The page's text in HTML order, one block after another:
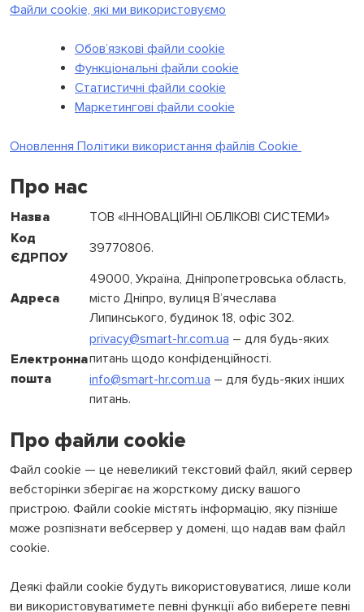
Файли cookie, які ми використовуємо
Обов’язкові файли cookie
Функціональні файли cookie
Статистичні файли cookie
Маркетингові файли cookie
Оновлення Політики використання файлів Cookie
Про нас
Назва
ТОВ «ІННОВАЦІЙНІ ОБЛІКОВІ СИСТЕМИ»
Код
ЄДРПОУ
39770806.
Адреса
49000, Україна, Дніпропетровська область,
місто Дніпро, вулиця В’ячеслава
Липинського, будинок 18, офіс 302.
Електронна
пошта
privacy@smart-hr.com.ua – для будь-яких
питань щодо конфіденційності.
info@smart-hr.com.ua – для будь-яких інших
питань.
Про файли cookie
Файл cookie — це невеликий текстовий файл, який сервер
вебсторінки зберігає на жорсткому диску вашого
пристрою. Файли cookie містять інформацію, яку пізніше
може розпізнати вебсервер у домені, що надав вам файл
cookie.
Деякі файли cookie будуть використовуватися, лише коли
ви використовуватимете певні функції або виберете певні